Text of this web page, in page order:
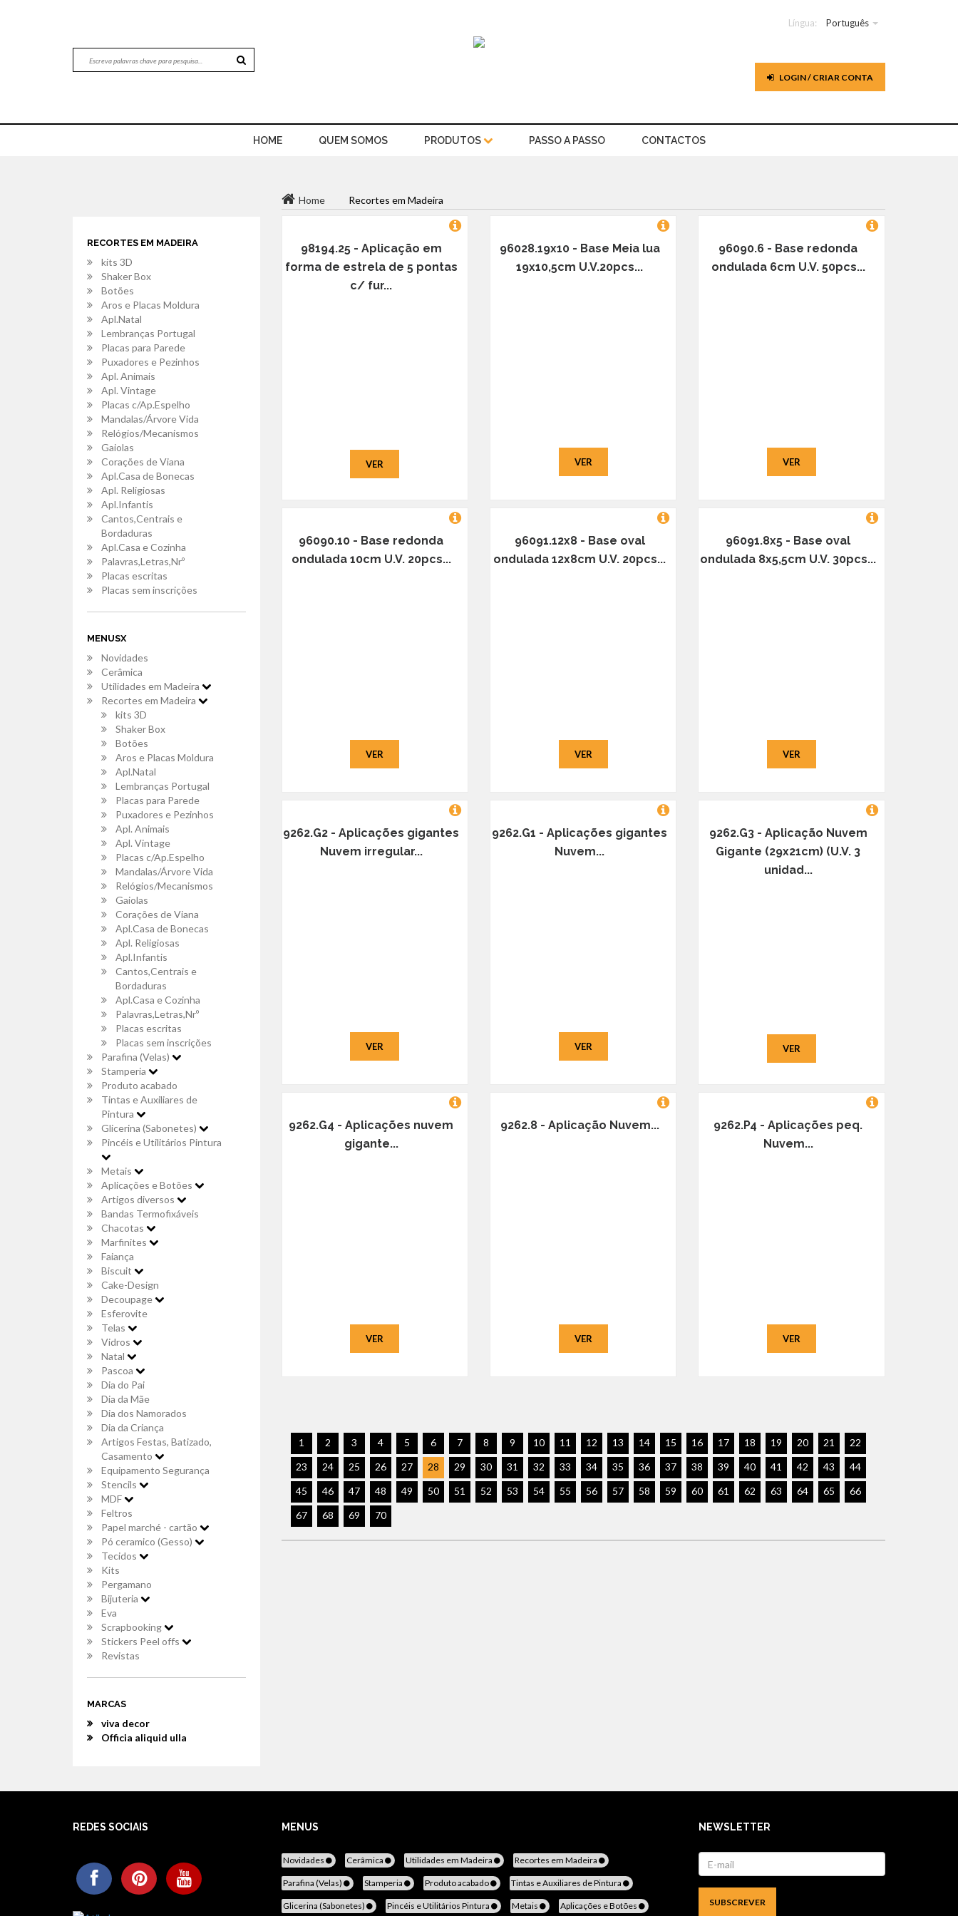
Língua: Português
LOGIN / CRIAR CONTA
HOME QUEM SOMOS PRODUTOS PASSO A PASSO CONTACTOS
RECORTES EM MADEIRA
kits 3D
Shaker Box
Botões
Aros e Placas Moldura
Apl.Natal
Lembranças Portugal
Placas para Parede
Puxadores e Pezinhos
Apl. Animais
Apl. Vintage
Placas c/Ap.Espelho
Mandalas/Árvore Vida
Relógios/Mecanismos
Gaiolas
Corações de Viana
Apl.Casa de Bonecas
Apl. Religiosas
Apl.Infantis
Cantos,Centrais e
Bordaduras
Apl.Casa e Cozinha
Palavras,Letras,Nrº
Placas escritas
Placas sem inscrições
MENUSX
Novidades
Cerâmica
Utilidades em Madeira
Recortes em Madeira
kits 3D
Shaker Box
Botões
Aros e Placas Moldura
Apl.Natal
Lembranças Portugal
Placas para Parede
Puxadores e Pezinhos
Apl. Animais
Apl. Vintage
Placas c/Ap.Espelho
Mandalas/Árvore Vida
Relógios/Mecanismos
Gaiolas
Corações de Viana
Apl.Casa de Bonecas
Apl. Religiosas
Apl.Infantis
Cantos,Centrais e
Bordaduras
Apl.Casa e Cozinha
Palavras,Letras,Nrº
Placas escritas
Placas sem inscrições
Parafina (Velas)
Stamperia
Produto acabado
Tintas e Auxiliares de
Pintura
Glicerina (Sabonetes)
Pincéis e Utilitários Pintura
Metais
Aplicações e Botões
Artigos diversos
Bandas Termofixáveis
Chacotas
Marfinites
Faiança
Biscuit
Cake-Design
Decoupage
Esferovite
Telas
Vidros
Natal
Pascoa
Dia do Pai
Dia da Mãe
Dia dos Namorados
Dia da Criança
Artigos Festas, Batizado,
Casamento
Equipamento Segurança
Stencils
MDF
Feltros
Papel marché - cartão
Pó ceramico (Gesso)
Tecidos
Kits
Pergamano
Bijuteria
Eva
Scrapbooking
Stickers Peel offs
Revistas
MARCAS
viva decor
Officia aliquid ulla
Home Recortes em Madeira
98194.25 - Aplicação em
forma de estrela de 5 pontas
c/ fur...
VER
96028.19x10 - Base Meia lua
19x10,5cm U.V.20pcs...
VER
96090.6 - Base redonda
ondulada 6cm U.V. 50pcs...
VER
96090.10 - Base redonda
ondulada 10cm U.V. 20pcs...
VER
96091.12x8 - Base oval
ondulada 12x8cm U.V. 20pcs...
VER
96091.8x5 - Base oval
ondulada 8x5,5cm U.V. 30pcs...
VER
9262.G2 - Aplicações gigantes
Nuvem irregular...
VER
9262.G1 - Aplicações gigantes
Nuvem...
VER
9262.G3 - Aplicação Nuvem
Gigante (29x21cm) (U.V. 3
unidad...
VER
9262.G4 - Aplicações nuvem
gigante...
VER
9262.8 - Aplicação Nuvem...
VER
9262.P4 - Aplicações peq.
Nuvem...
VER
1 2 3 4 5 6 7 8 9 10 11 12 13 14 15 16 17 18 19 20 21
22
23
24 25 26 27 28 29 30 31 32 33 34 35 36 37 38 39 40 41 42 43
44
45
46 47 48 49 50 51 52 53 54 55 56 57 58 59 60 61 62 63 64 65
66
67
68 69 70
REDES SOCIAIS MENUS
Novidades Cerâmica Utilidades em Madeira Recortes em Madeira
Parafina (Velas) Stamperia Produto acabado Tintas e Auxiliares de Pintura
Glicerina (Sabonetes) Pincéis e Utilitários Pintura Metais Aplicações e Botões
NEWSLETTER